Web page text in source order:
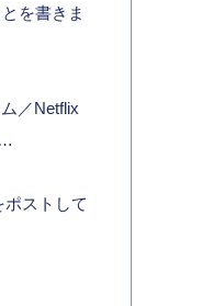
を書きま
／Netflix
ストして